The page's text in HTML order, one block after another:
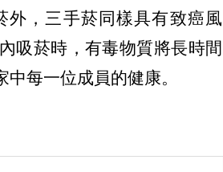
外，三手菸同樣具有致癌風
吸菸時，有毒物質將長時間
每一位成員的健康。